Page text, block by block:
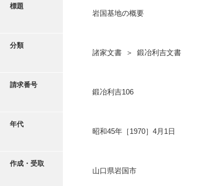
写真・絵はがき
近代刊行写真帳類
標題
岩国基地の概要
分類
諸家文書 ＞ 鍛冶利吉文書
請求番号
鍛冶利吉106
年代
昭和45年［1970］4月1日
作成・受取
山口県岩国市